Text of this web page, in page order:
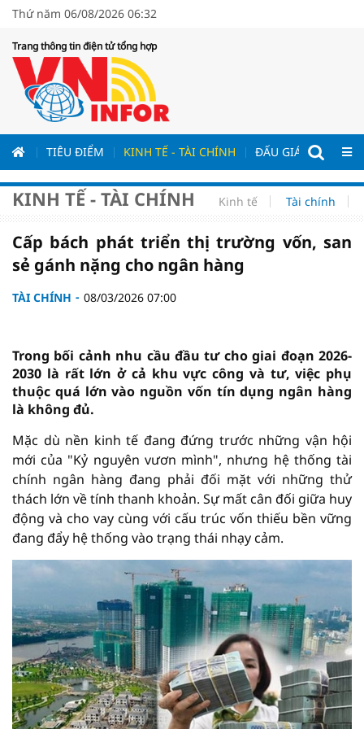
Thứ năm 06/08/2026 06:32
Trang thông tin điện tử tổng hợp
TIÊU ĐIỂM KINH TẾ - TÀI CHÍNH ĐẤU GIÁ - ĐẤU
KINH TẾ - TÀI CHÍNH Kinh tế Tài chính
Cấp bách phát triển thị trường vốn, san
sẻ gánh nặng cho ngân hàng
TÀI CHÍNH 08/03/2026 07:00
Trong bối cảnh nhu cầu đầu tư cho giai đoạn 2026-
2030 là rất lớn ở cả khu vực công và tư, việc phụ
thuộc quá lớn vào nguồn vốn tín dụng ngân hàng
là không đủ.
Mặc dù nền kinh tế đang đứng trước những vận hội
mới của "Kỷ nguyên vươn mình", nhưng hệ thống tài
chính ngân hàng đang phải đối mặt với những thử
thách lớn về tính thanh khoản. Sự mất cân đối giữa huy
động và cho vay cùng với cấu trúc vốn thiếu bền vững
đang đẩy hệ thống vào trạng thái nhạy cảm.